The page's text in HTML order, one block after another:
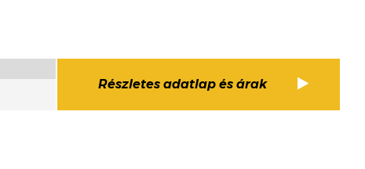
Részletes adatlap és árak